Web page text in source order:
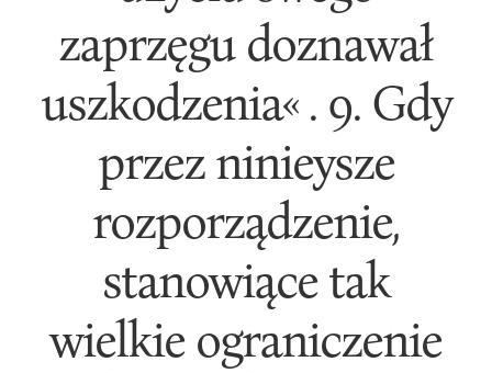
zaprzęgu doznawał
uszkodzenia« . 9. Gdy
przez ninieysze
rozporządzenie,
stanowiące tak
wielkie ograniczenie